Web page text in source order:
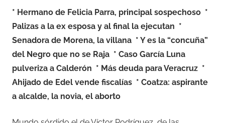
* Hermano de Felicia Parra, principal sospechoso *
Palizas a la ex esposa y al final la ejecutan *
Senadora de Morena, la villana * Y es la “concuña”
del Negro que no se Raja * Caso García Luna
pulveriza a Calderón * Más deuda para Veracruz *
Ahijado de Edel vende fiscalías * Coatza: aspirante
a alcalde, la novia, el aborto